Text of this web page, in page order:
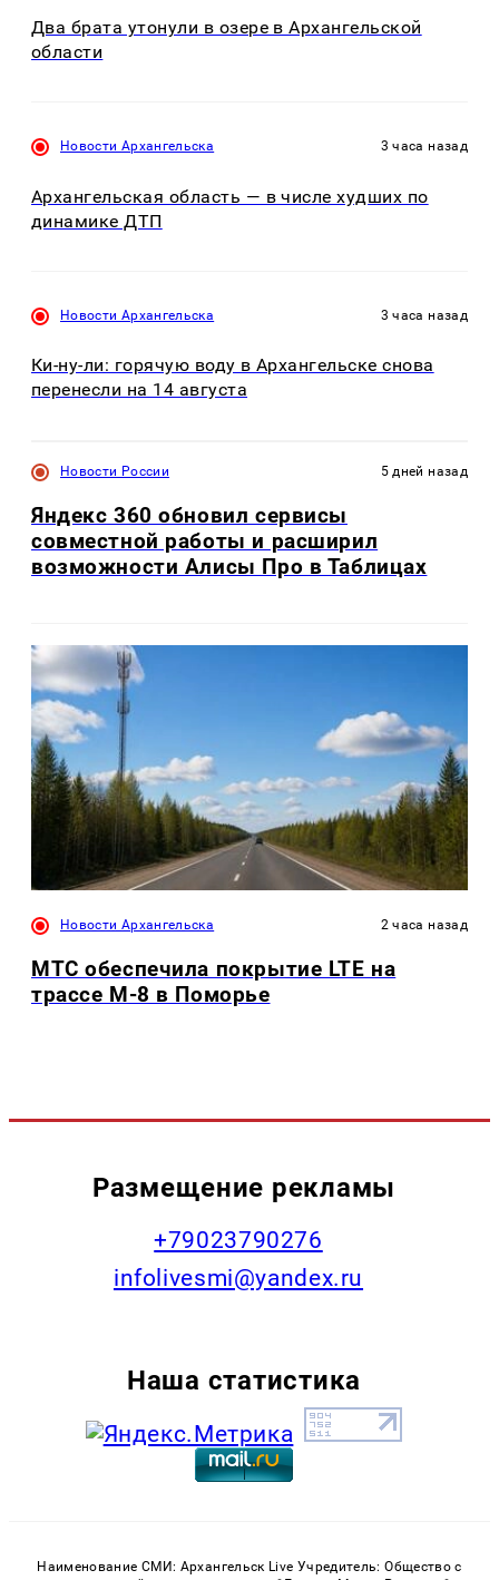
Два брата утонули в озере в Архангельской
области
Новости Архангельска 3 часа назад
Архангельская область — в числе худших по
динамике ДТП
Новости Архангельска 3 часа назад
Ки-ну-ли: горячую воду в Архангельске снова
перенесли на 14 августа
Новости России 5 дней назад
Яндекс 360 обновил сервисы
совместной работы и расширил
возможности Алисы Про в Таблицах
Новости Архангельска 2 часа назад
МТС обеспечила покрытие LTE на
трассе М-8 в Поморье
Размещение рекламы
+79023790276
infolivesmi@yandex.ru
Наша статистика
Наименование СМИ: Архангельск Live Учредитель: Общество с